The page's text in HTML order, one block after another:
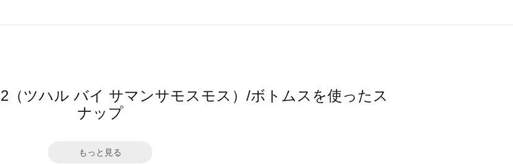
（ツハル バイ サマンサモスモス）/ボトムスを使ったス
ナップ
もっと見る